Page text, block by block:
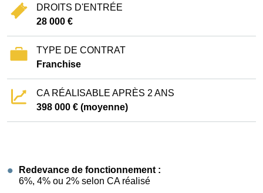
DROITS D'ENTRÉE
28 000 €
TYPE DE CONTRAT
Franchise
CA RÉALISABLE APRÈS 2 ANS
398 000 € (moyenne)
Redevance de fonctionnement :
6%, 4% ou 2% selon CA réalisé